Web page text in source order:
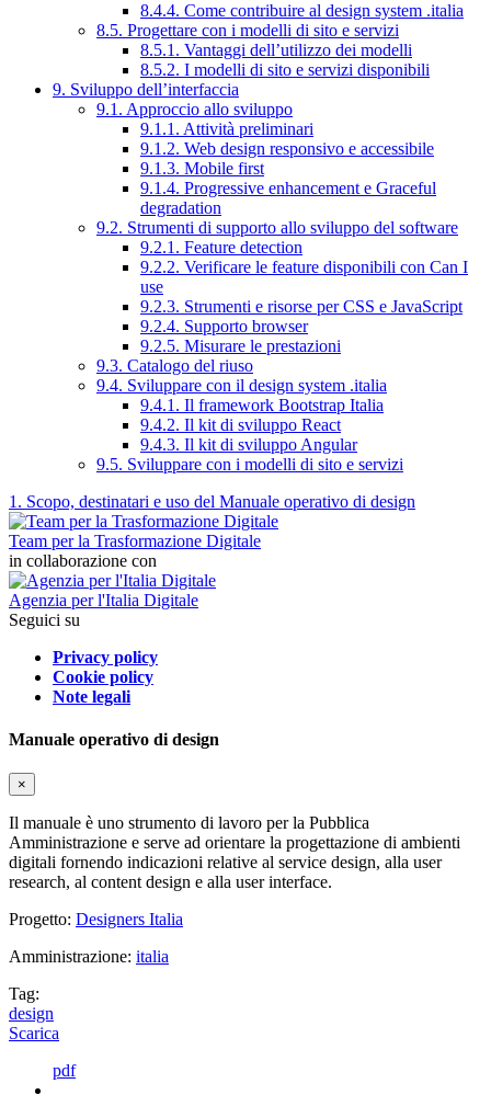
8.4.4. Come contribuire al design system .italia
8.5. Progettare con i modelli di sito e servizi
8.5.1. Vantaggi dell’utilizzo dei modelli
8.5.2. I modelli di sito e servizi disponibili
9. Sviluppo dell’interfaccia
9.1. Approccio allo sviluppo
9.1.1. Attività preliminari
9.1.2. Web design responsivo e accessibile
9.1.3. Mobile first
9.1.4. Progressive enhancement e Graceful
degradation
9.2. Strumenti di supporto allo sviluppo del software
9.2.1. Feature detection
9.2.2. Verificare le feature disponibili con Can I
use
9.2.3. Strumenti e risorse per CSS e JavaScript
9.2.4. Supporto browser
9.2.5. Misurare le prestazioni
9.3. Catalogo del riuso
9.4. Sviluppare con il design system .italia
9.4.1. Il framework Bootstrap Italia
9.4.2. Il kit di sviluppo React
9.4.3. Il kit di sviluppo Angular
9.5. Sviluppare con i modelli di sito e servizi
1. Scopo, destinatari e uso del Manuale operativo di design
Team per la Trasformazione Digitale
in collaborazione con
Agenzia per l'Italia Digitale
Seguici su
Privacy policy
Cookie policy
Note legali
Manuale operativo di design
×
Il manuale è uno strumento di lavoro per la Pubblica
Amministrazione e serve ad orientare la progettazione di ambienti
digitali fornendo indicazioni relative al service design, alla user
research, al content design e alla user interface.
Progetto: Designers Italia
Amministrazione: italia
Tag:
design
Scarica
pdf